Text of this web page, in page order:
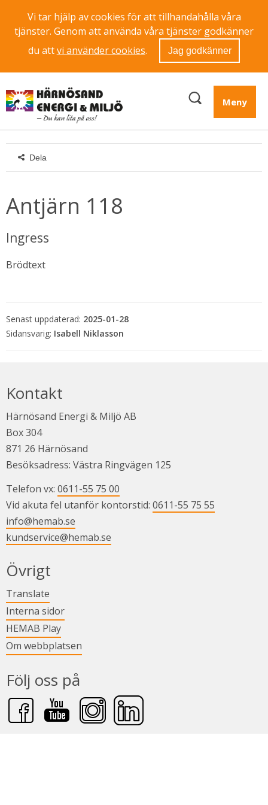
Vi tar hjälp av cookies för att tillhandahålla våra
tjänster. Genom att använda våra tjänster godkänner
du attvi använder cookies. Jag godkänner
Meny
Dela
Antjärn 118
Ingress
Brödtext
Senast uppdaterad: 2025-01-28
Isabell Niklasson
Kontakt
Härnösand Energi & Miljö AB
Box 304
871 26 Härnösand
Besöksadress: Västra Ringvägen 125
Telefon vx: 0611-55 75 00
Vid akuta fel utanför kontorstid: 0611-55 75 55
info@hemab.se
kundservice@hemab.se
Övrigt
Translate
Interna sidorLänk till annan webbplats.
HEMAB PlayLänk till annan webbplats.
Om webbplatsen
Följ oss på